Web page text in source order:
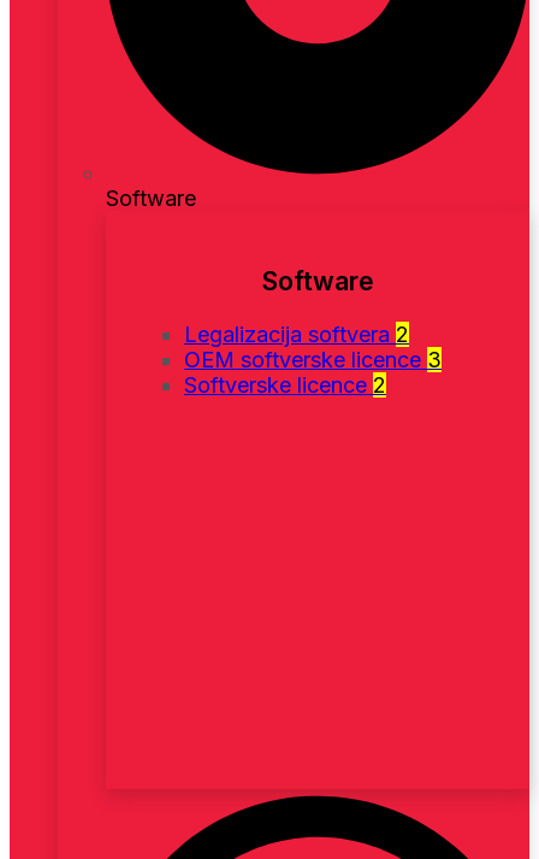
Software
Software
Legalizacija softvera 2
OEM softverske licence 3
Softverske licence 2